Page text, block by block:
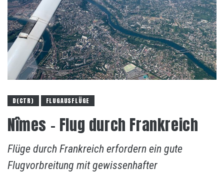
D(CTR) FLUGAUSFLÜGE
Nîmes – Flug durch Frankreich
Flüge durch Frankreich erfordern ein gute
Flugvorbreitung mit gewissenhafter